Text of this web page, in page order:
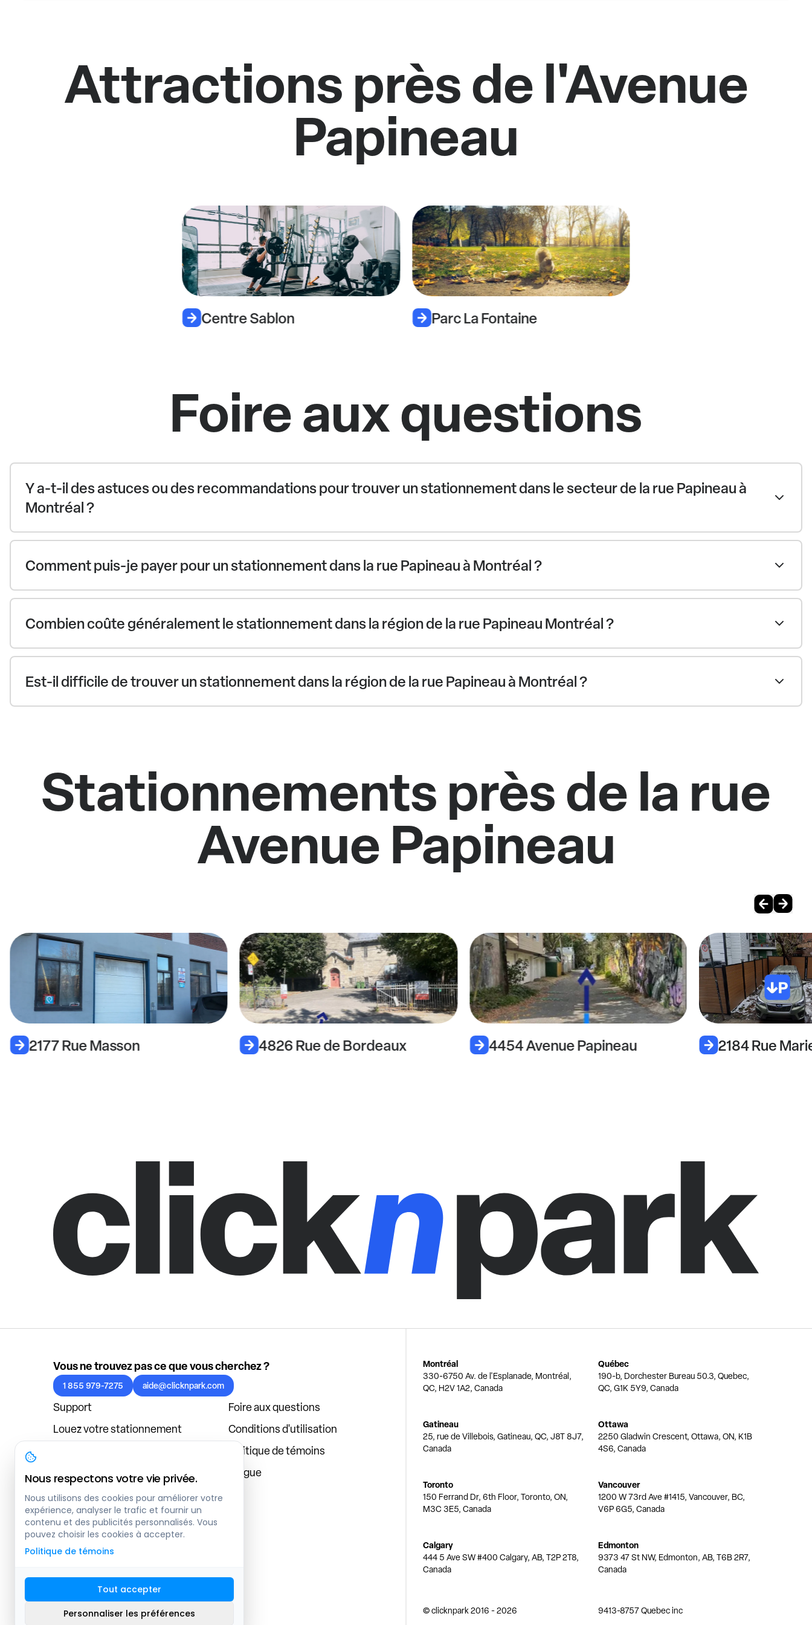
Attractions près de l'Avenue
Papineau
Centre Sablon Parc La Fontaine
Foire aux questions
Y a-t-il des astuces ou des recommandations pour trouver un stationnement dans le secteur de la rue Papineau à
Montréal ?
Comment puis-je payer pour un stationnement dans la rue Papineau à Montréal ?
Combien coûte généralement le stationnement dans la région de la rue Papineau Montréal ?
Est-il difficile de trouver un stationnement dans la région de la rue Papineau à Montréal ?
Stationnements près de la rue
Avenue Papineau
2177 Rue Masson 4826 Rue de Bordeaux 4454 Avenue Papineau 2184 Rue
Vous ne trouvez pas ce que vous cherchez ?
1 855 979-7275 aide@clicknpark.com
Support
Foire aux questions
Louez votre stationnement
Conditions d'utilisation
Politique de témoins
À propos
Blogue
Connexion au tableau de bord
Montréal
330-6750 Av. de l'Esplanade, Montréal,
QC, H2V 1A2, Canada
Québec
190-b, Dorchester Bureau 50.3, Quebec,
QC, G1K 5Y9, Canada
Gatineau
25, rue de Villebois, Gatineau, QC, J8T 8J7,
Canada
Ottawa
2250 Gladwin Crescent, Ottawa, ON, K1B
4S6, Canada
Toronto
150 Ferrand Dr, 6th Floor, Toronto, ON,
M3C 3E5, Canada
Vancouver
1200 W 73rd Ave #1415, Vancouver, BC,
V6P 6G5, Canada
Calgary
444 5 Ave SW #400 Calgary, AB, T2P 2T8,
Canada
Edmonton
9373 47 St NW, Edmonton, AB, T6B 2R7,
Canada
© clicknpark2016 -2026 9413-8757 Quebec inc
Plan du site
Nous respectons votre vie privée.
Nous utilisons des cookies pour améliorer votre
expérience, analyser le trafic et fournir un
contenu et des publicités personnalisés. Vous
pouvez choisir les cookies à accepter.
Politique de témoins
Tout accepter
Personnaliser les préférences